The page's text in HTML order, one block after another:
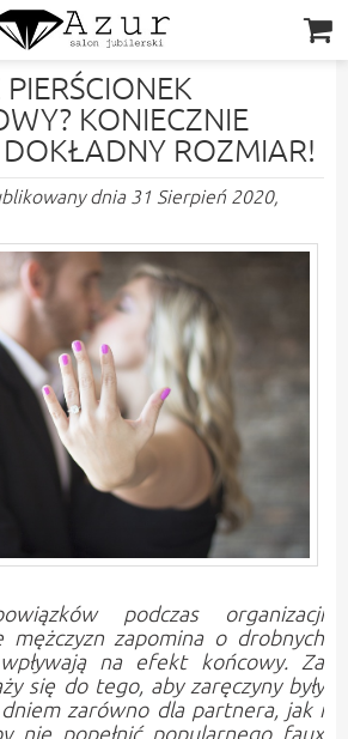
KONIECZNIE
ROZMIAR!
dnia 31 Sierpień 2020,
podczas organizacji
mężczyzn zapomina o drobnych
na efekt końcowy. Za
się do tego, aby zaręczyny były
zarówno dla partnera, jak i
nie popełnić popularnego faux